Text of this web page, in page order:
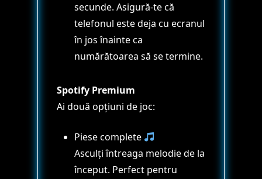
secunde. Asigură-te că
telefonul este deja cu ecranul
în jos înainte ca
numărătoarea să se termine.
Spotify Premium
Ai două opțiuni de joc:
Piese complete
Asculți întreaga melodie de la
început. Perfect pentru